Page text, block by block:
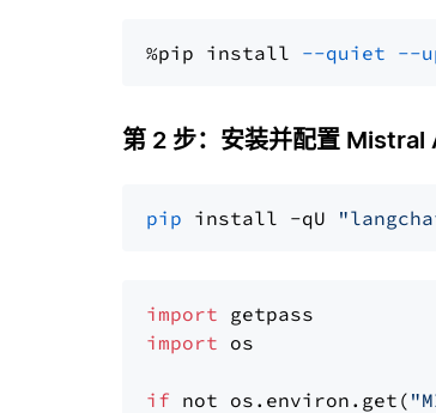
%pip install --quiet --
第 2 步：安装并配置
pip install -qU
import
import os
if not os.environ.get(